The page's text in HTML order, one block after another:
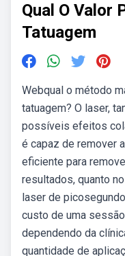
Qual O Valor
Tatuagem
Webqual o método
tatuagem? O laser,
possíveis efeitos
é capaz de remover
eficiente para
resultados, quanto
laser de
custo de uma
dependendo da
quantidade de